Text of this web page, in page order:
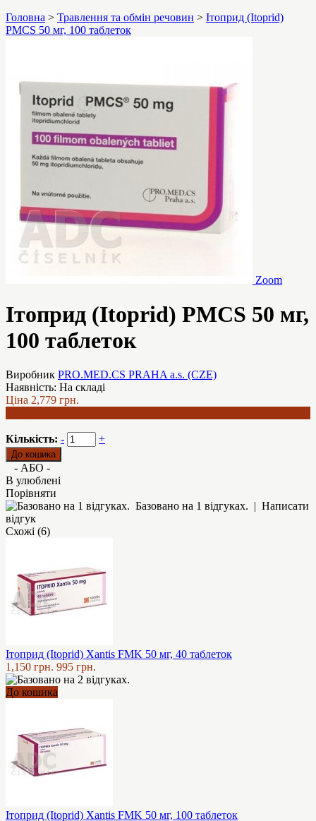
Головна > Травлення та обмін речовин > Ітоприд (Itoprid)
PMCS 50 мг, 100 таблеток
Zoom
Ітоприд (Itoprid) PMCS 50 мг,
100 таблеток
Виробник PRO.MED.CS PRAHA a.s. (CZE)
Наявність: На складі
Ціна 2,779 грн.
Кількість: - +
- АБО -
В улюблені
Порівняти
Базовано на 1 відгуках. | Написати
відгук
Схожі (6)
Ітоприд (Itoprid) Xantis FMK 50 мг, 40 таблеток
1,150 грн. 995 грн.
До кошика
Ітоприд (Itoprid) Xantis FMK 50 мг, 100 таблеток